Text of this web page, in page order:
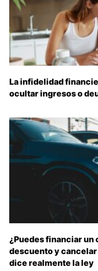
La infidelidad
ocultar ingresos o
¿Puedes financiar un
descuento y cancelar
dice realmente la ley